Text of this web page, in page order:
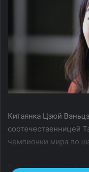
Китаянка Цзюй
соотечественницей
чемпионки мира по
В девятой партии, в